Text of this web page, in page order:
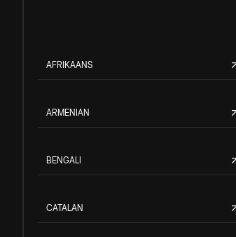
AFRIKAANS
ARMENIAN
BENGALI
CATALAN